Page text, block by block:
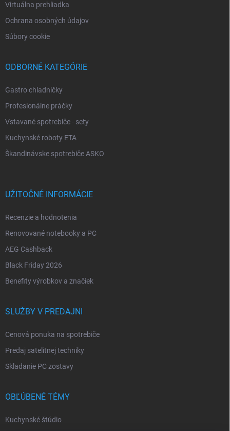
Virtuálna prehliadka
Ochrana osobných údajov
Súbory cookie
ODBORNÉ KATEGÓRIE
Gastro chladničky
Profesionálne práčky
Vstavané spotrebiče - sety
Kuchynské roboty ETA
Škandinávske spotrebiče ASKO
UŽITOČNÉ INFORMÁCIE
Recenzie a hodnotenia
Renovované notebooky a PC
AEG Cashback
Black Friday 2026
Benefity výrobkov a značiek
SLUŽBY V PREDAJNI
Cenová ponuka na spotrebiče
Predaj satelitnej techniky
Skladanie PC zostavy
OBĽÚBENÉ TÉMY
Kuchynské štúdio